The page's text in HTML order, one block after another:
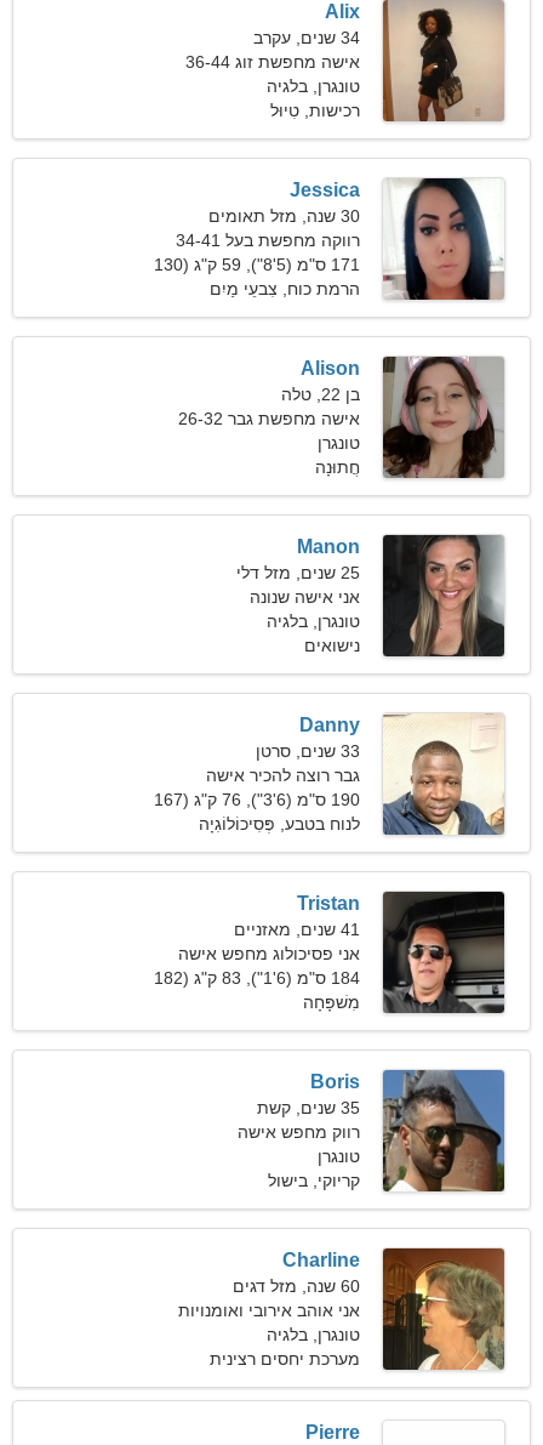
Alix
34 שנים, עקרב
אישה מחפשת זוג 36-44
טונגרן, בלגיה
רכישות, טִיוּל
Jessica
30 שנה, מזל תאומים
רווקה מחפשת בעל 34-41
171 ס"מ (5'8"), 59 ק"ג (130
פאונד)
הרמת כוח, צִבעֵי מַיִם
Alison
בן 22, טלה
אישה מחפשת גבר 26-32
טונגרן
חֲתוּנָה
Manon
25 שנים, מזל דלי
אני אישה שנונה
טונגרן, בלגיה
נישואים
Danny
33 שנים, סרטן
גבר רוצה להכיר אישה
190 ס"מ (6'3"), 76 ק"ג (167
פאונד)
לנוח בטבע, פְּסִיכוֹלוֹגִיָה
Tristan
41 שנים, מאזניים
אני פסיכולוג מחפש אישה
יוצאת דופן
184 ס"מ (6'1"), 83 ק"ג (182
פאונד)
מִשׁפָּחָה
Boris
35 שנים, קשת
רווק מחפש אישה
טונגרן
קריוקי, בישול
Charline
60 שנה, מזל דגים
אני אוהב אירובי ואומנויות
תיאטרון
טונגרן, בלגיה
מערכת יחסים רצינית
Pierre